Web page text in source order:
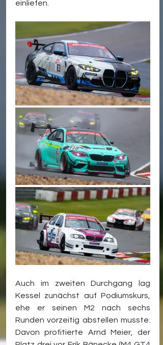
einliefen.
Auch im zweiten Durchgang lag
Kessel zunächst auf Podiumskurs,
ehe er seinen M2 nach sechs
Runden vorzeitig abstellen musste.
Davon profitierte Arnd Meier, der